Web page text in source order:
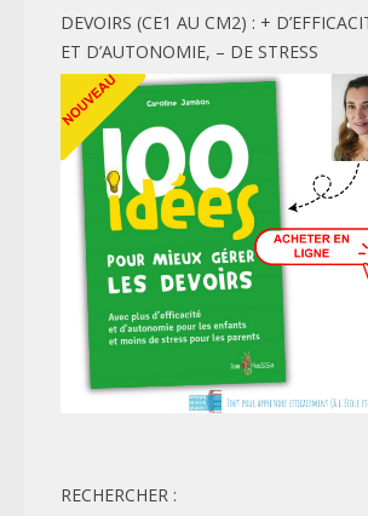
DEVOIRS (CE1 AU CM2) : +
ET D’AUTONOMIE, – DE STRESS
RECHERCHER :